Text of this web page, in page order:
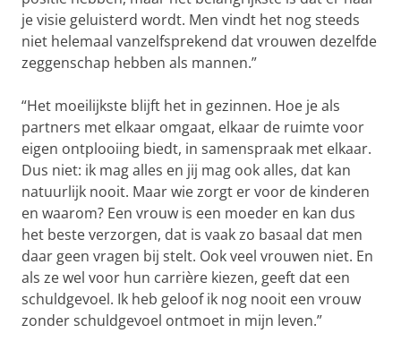
je visie geluisterd wordt. Men vindt het nog steeds
niet helemaal vanzelfsprekend dat vrouwen dezelfde
zeggenschap hebben als mannen.”
“Het moeilijkste blijft het in gezinnen. Hoe je als
partners met elkaar omgaat, elkaar de ruimte voor
eigen ontplooiing biedt, in samenspraak met elkaar.
Dus niet: ik mag alles en jij mag ook alles, dat kan
natuurlijk nooit. Maar wie zorgt er voor de kinderen
en waarom? Een vrouw is een moeder en kan dus
het beste verzorgen, dat is vaak zo basaal dat men
daar geen vragen bij stelt. Ook veel vrouwen niet. En
als ze wel voor hun carrière kiezen, geeft dat een
schuldgevoel. Ik heb geloof ik nog nooit een vrouw
zonder schuldgevoel ontmoet in mijn leven.”